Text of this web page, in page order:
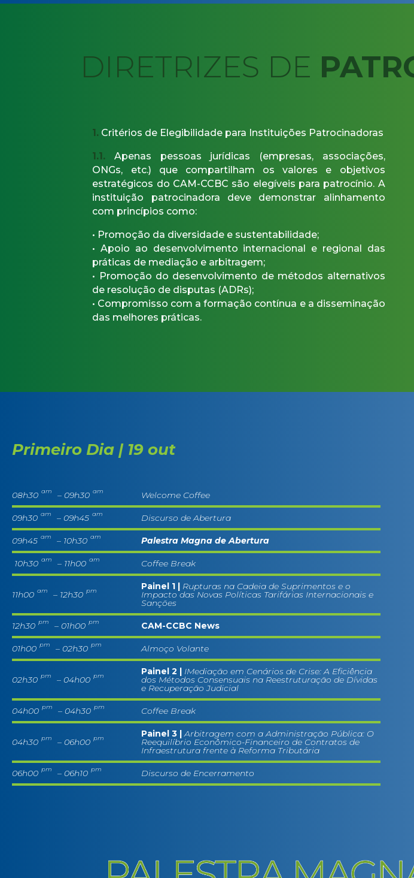
DIRETRIZES DE
1. Critérios de Elegibilidade para Instituições Patrocinadoras
1.1. Apenas pessoas jurídicas (empresas, associações,
ONGs, etc.) que compartilham os valores e objetivos
estratégicos do CAM-CCBC são elegíveis para patrocínio. A
instituição patrocinadora deve demonstrar alinhamento
com princípios como:
• Promoção da diversidade e sustentabilidade;
• Apoio ao desenvolvimento internacional e regional das
práticas de mediação e arbitragem;
• Promoção do desenvolvimento de métodos alternativos
de resolução de disputas (ADRs);
• Compromisso com a formação contínua e a disseminação
das melhores práticas.
Primeiro Dia | 19 out
08h30 am – 09h30 am Welcome Coffee
09h30 am – 09h45 am Discurso de Abertura
09h45 am – 10h30 am Palestra Magna de Abertura
10h30 am – 11h00 am Coffee Break
11h00 am – 12h30 pm Painel 1 | Rupturas na Cadeia de Suprimentos e o
Impacto das Novas Políticas Tarifárias Internacionais e
Sanções
12h30 pm – 01h00 pm CAM-CCBC News
01h00 pm – 02h30 pm Almoço Volante
02h30 pm – 04h00 pm Painel 2 | IMediação em Cenários de Crise: A Eficiência
dos Métodos Consensuais na Reestruturação de Dívidas
e Recuperação Judicial
04h00 pm – 04h30 pm Coffee Break
04h30 pm – 06h00 pm Painel 3 |Arbitragem com a Administração Pública: O
Reequilíbrio Econômico-Financeiro de Contratos de
Infraestrutura frente à Reforma Tributária
06h00 pm – 06h10 pm Discurso de Encerramento